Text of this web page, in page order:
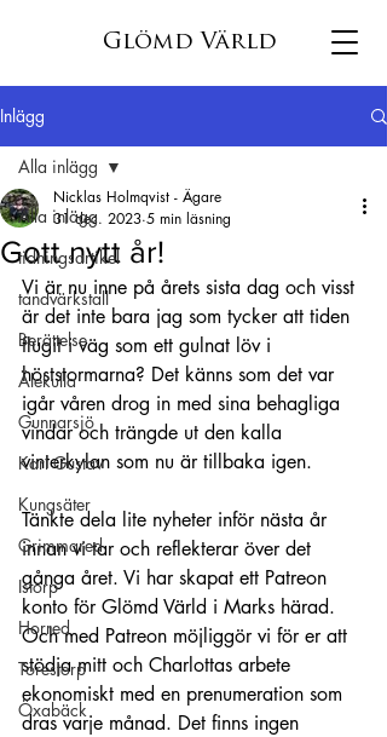
Glömd Värld
Inlägg
Alla inlägg
tidningsartikel
tandvärkstall
Berättelse
Älekulla
Gunnarsjö
Karl Gustav
Kungsäter
Grimmared
Istorp
Horred
Torestorp
Öxabäck
Alla inlägg
Gott nytt år!
Nicklas Holmqvist - Ägare
31 dec. 2023 5 min läsning
Vi är nu inne på årets sista dag och visst
är det inte bara jag som tycker att tiden
flugit i väg som ett gulnat löv i
höststormarna? Det känns som det var
igår våren drog in med sina behagliga
vindar och trängde ut den kalla
vinterkylan som nu är tillbaka igen.
Tänkte dela lite nyheter inför nästa år
innan vi tar och reflekterar över det
gånga året. Vi har skapat ett Patreon
konto för Glömd Värld i Marks härad.
Och med Patreon möjliggör vi för er att
stödja mitt och Charlottas arbete
ekonomiskt med en prenumeration som
dras varje månad. Det finns ingen